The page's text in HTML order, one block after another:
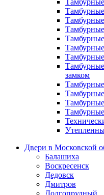
замком
Двери в Московской
Балашиха
Воскресенск
Дедовск
Дмитров
Долгопрудный